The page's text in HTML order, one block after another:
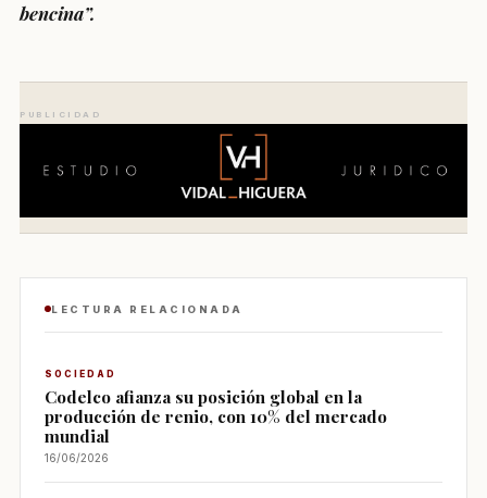
bencina”.
PUBLICIDAD
LECTURA RELACIONADA
SOCIEDAD
Codelco afianza su posición global en la
producción de renio, con 10% del mercado
mundial
16/06/2026